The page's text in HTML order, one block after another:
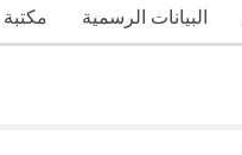
مكتبة البيانات الرسمية